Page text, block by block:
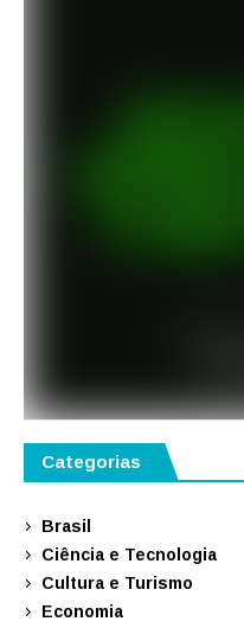
Categorias
Brasil
Ciência e Tecnologia
Cultura e Turismo
Economia